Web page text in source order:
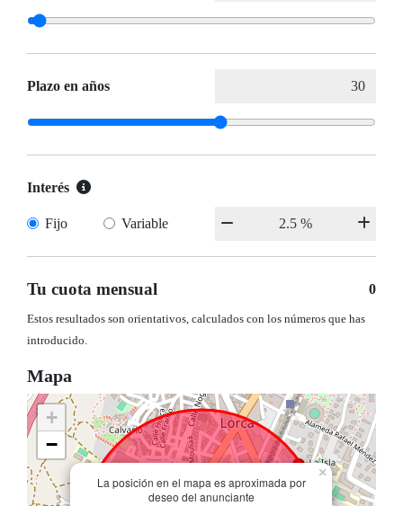
Plazo en años
Interés
Fijo Variable
Tu cuota mensual 0
Estos resultados son orientativos, calculados con los números que has
introducido.
Mapa
La posición en el mapa es aproximada por
deseo del anunciante
×
+
−